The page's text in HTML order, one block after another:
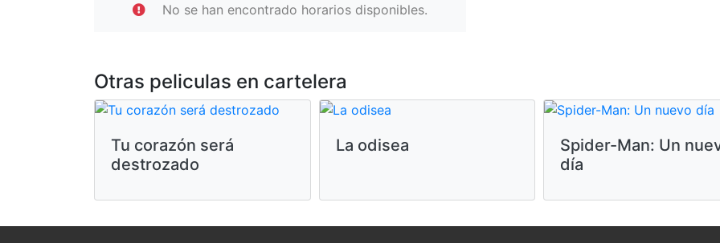
No se han encontrado horarios disponibles.
Otras peliculas en cartelera
Tu corazón será
destrozado
La odisea
Spider-Man: Un
día